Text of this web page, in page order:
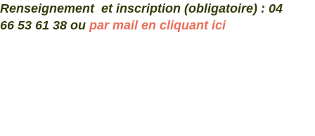
Renseignement et inscription (obligatoire) : 04
66 53 61 38 ou par mail en cliquant ici